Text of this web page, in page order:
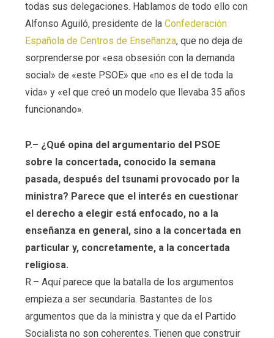
todas sus delegaciones. Hablamos de todo ello con
Alfonso Aguiló, presidente de la Confederación
Española de Centros de Enseñanza, que no deja de
sorprenderse por «esa obsesión con la demanda
social» de «este PSOE» que «no es el de toda la
vida» y «el que creó un modelo que llevaba 35 años
funcionando».
P.– ¿Qué opina del argumentario del PSOE
sobre la concertada, conocido la semana
pasada, después del tsunami provocado por la
ministra? Parece que el interés en cuestionar
el derecho a elegir está enfocado, no a la
enseñanza en general, sino a la concertada en
particular y, concretamente, a la concertada
religiosa.
R.– Aquí parece que la batalla de los argumentos
empieza a ser secundaria. Bastantes de los
argumentos que da la ministra y que da el Partido
Socialista no son coherentes. Tienen que construir